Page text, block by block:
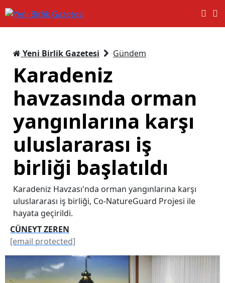
Yeni Birlik Gazetesi Gündem
Karadeniz
havzasında orman
yangınlarına karşı
uluslararası iş
birliği başlatıldı
Karadeniz Havzası'nda orman yangınlarına karşı
uluslararası iş birliği, Co-NatureGuard Projesi ile
hayata geçirildi.
CÜNEYT ZEREN
[email protected]